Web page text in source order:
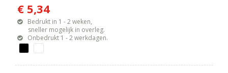
€ 5,34
Bedrukt in 1 - 2 weken,
sneller mogelijk in overleg.
Onbedrukt 1 - 2 werkdagen.